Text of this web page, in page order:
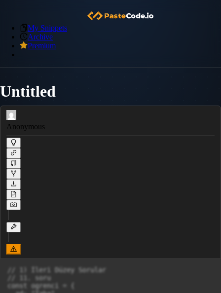
My Snippets
Archive
Premium
Untitled
Anonymous
// 1) İleri Düzey Sorular
// 11. soru
const ogrenci = {